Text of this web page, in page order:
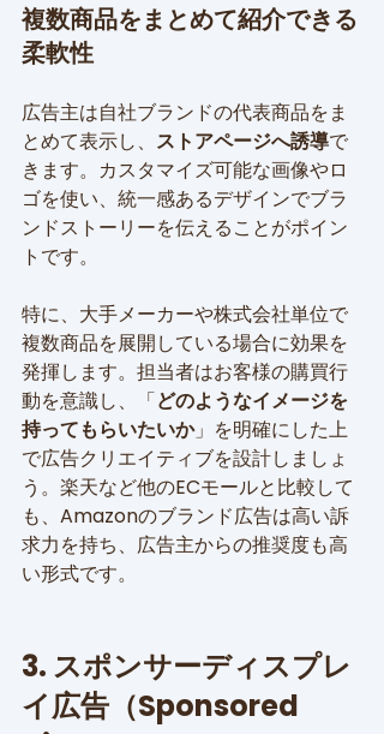
複数商品をまとめて紹介できる
柔軟性
広告主は自社ブランドの代表商品をま
とめて表示し、 ストアページへ誘導で
きます。カスタマイズ可能な画像やロ
ゴを使い、統一感あるデザインでブラ
ンドストーリーを伝えることがポイン
トです。
特に、大手メーカーや株式会社単位で
複数商品を展開している場合に効果を
発揮します。担当者はお客様の購買行
動を意識し、「どのようなイメージを
持ってもらいたいか」を明確にした上
で広告クリエイティブを設計しましょ
う。楽天など他のECモールと比較して
も、Amazonのブランド広告は高い訴
求力を持ち、広告主からの推奨度も高
い形式です。
3. スポンサーディスプレ
イ広告（Sponsored